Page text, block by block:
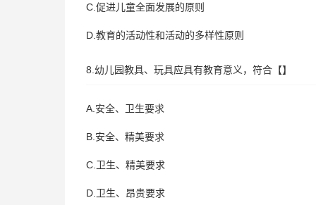
C.促进儿童全面发展的原则
D.教育的活动性和活动的多样性原则
8.幼儿园教具、玩具应具有教育意义，符合【】
A.安全、卫生要求
B.安全、精美要求
C.卫生、精美要求
D.卫生、昂贵要求